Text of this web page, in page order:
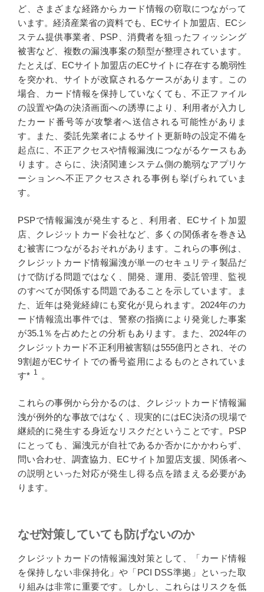
ど、さまざまな経路からカード情報の窃取につながって
います。経済産業省の資料でも、ECサイト加盟店、ECシ
ステム提供事業者、PSP、消費者を狙ったフィッシング
被害など、複数の漏洩事案の類型が整理されています。
たとえば、ECサイト加盟店のECサイトに存在する脆弱性
を突かれ、サイトが改竄されるケースがあります。この
場合、カード情報を保持していなくても、不正ファイル
の設置や偽の決済画面への誘導により、利用者が入力し
たカード番号等が攻撃者へ送信される可能性がありま
す。また、委託先業者によるサイト更新時の設定不備を
起点に、不正アクセスや情報漏洩につながるケースもあ
ります。さらに、決済関連システム側の脆弱なアプリケ
ーションへ不正アクセスされる事例も挙げられていま
す。
PSPで情報漏洩が発生すると、利用者、ECサイト加盟
店、クレジットカード会社など、多くの関係者を巻き込
む被害につながるおそれがあります。これらの事例は、
クレジットカード情報漏洩が単一のセキュリティ製品だ
けで防げる問題ではなく、開発、運用、委託管理、監視
のすべてが関係する問題であることを示しています。ま
た、近年は発覚経緯にも変化が見られます。2024年のカ
ード情報流出事件では、警察の指摘により発覚した事案
が35.1％を占めたとの分析もあります。また、2024年の
クレジットカード不正利用被害額は555億円とされ、その
9割超がECサイトでの番号盗用によるものとされていま
す* 1 。
これらの事例から分かるのは、クレジットカード情報漏
洩が例外的な事故ではなく、現実的にはEC決済の現場で
継続的に発生する身近なリスクだということです。PSP
にとっても、漏洩元が自社であるか否かにかかわらず、
問い合わせ、調査協力、ECサイト加盟店支援、関係者へ
の説明といった対応が発生し得る点を踏まえる必要があ
ります。
なぜ対策していても防げないのか
クレジットカードの情報漏洩対策として、「カード情報
を保持しない非保持化」や「PCI DSS準拠」といった取
り組みは非常に重要です。しかし、これらはリスクを低